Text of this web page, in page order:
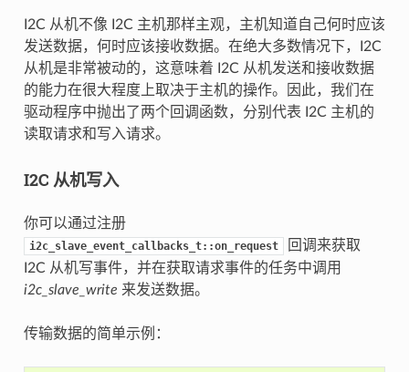
I2C 从机不像 I2C 主机那样主观，主机知道自己何时应该
发送数据，何时应该接收数据。在绝大多数情况下，I2C
从机是非常被动的，这意味着 I2C 从机发送和接收数据
的能力在很大程度上取决于主机的操作。因此，我们在
驱动程序中抛出了两个回调函数，分别代表 I2C 主机的
读取请求和写入请求。
I2C 从机写入
你可以通过注册
i2c_slave_event_callbacks_t::on_request
回调来获取
I2C 从机写事件，并在获取请求事件的任务中调用
i2c_slave_write 来发送数据。
传输数据的简单示例：